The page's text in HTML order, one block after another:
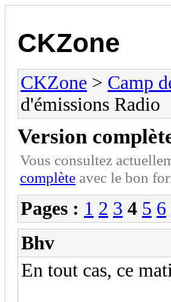
CKZone
CKZone > Camp
d'émissions Radio
Version
Vous consultez
complète avec le bon
Pages : 1 2 3 4 5 6
Bhv
En tout cas, ce